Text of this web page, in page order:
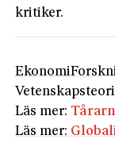
kritiker.
Ekonomi
Vetenskapsteori
Läs mer:
Läs mer: